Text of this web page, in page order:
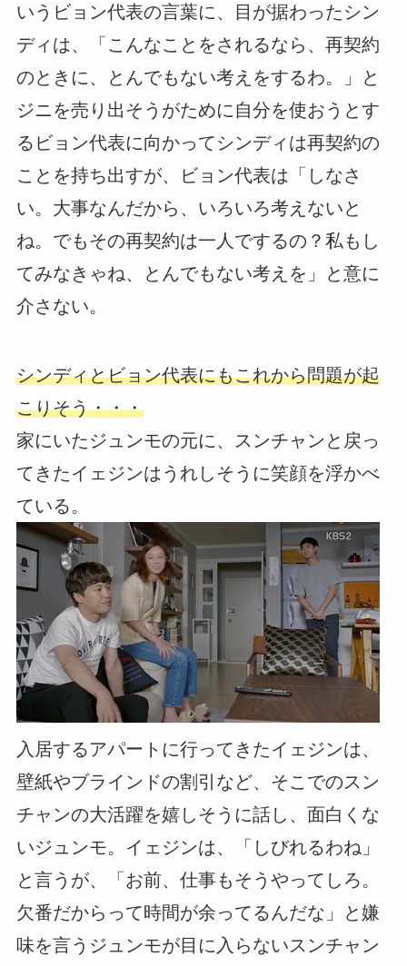
いうビョン代表の言葉に、目が据わったシン
ディは、「こんなことをされるなら、再契約
のときに、とんでもない考えをするわ。」と
ジニを売り出そうがために自分を使おうとす
るビョン代表に向かってシンディは再契約の
ことを持ち出すが、ビョン代表は「しなさ
い。大事なんだから、いろいろ考えないと
ね。でもその再契約は一人でするの？私もし
てみなきゃね、とんでもない考えを」と意に
介さない。
シンディとビョン代表にもこれから問題が起
こりそう・・・
家にいたジュンモの元に、スンチャンと戻っ
てきたイェジンはうれしそうに笑顔を浮かべ
ている。
入居するアパートに行ってきたイェジンは、
壁紙やブラインドの割引など、そこでのスン
チャンの大活躍を嬉しそうに話し、面白くな
いジュンモ。イェジンは、「しびれるわね」
と言うが、「お前、仕事もそうやってしろ。
欠番だからって時間が余ってるんだな」と嫌
味を言うジュンモが目に入らないスンチャン